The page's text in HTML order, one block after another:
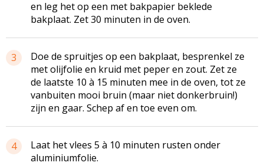
en leg het op een met bakpapier beklede
bakplaat. Zet 30 minuten in de oven.
3
Doe de spruitjes op een bakplaat, besprenkel ze
met olijfolie en kruid met peper en zout. Zet ze
de laatste 10 à 15 minuten mee in de oven, tot ze
vanbuiten mooi bruin (maar niet donkerbruin!)
zijn en gaar. Schep af en toe even om.
4
Laat het vlees 5 à 10 minuten rusten onder
aluminiumfolie.